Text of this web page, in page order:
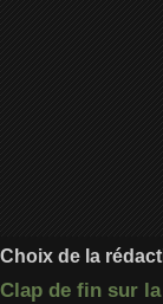
Choix de la
Clap de fin sur